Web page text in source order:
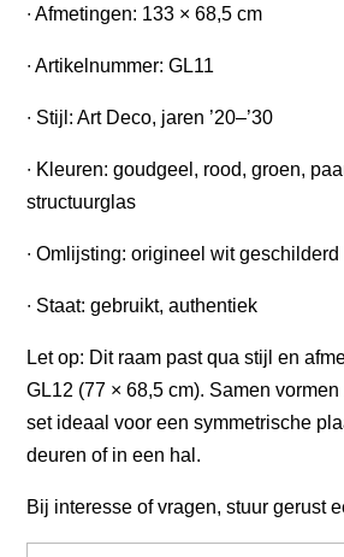
∙ Afmetingen: 133 × 68,5 cm
∙ Artikelnummer: GL11
∙ Stijl: Art Deco, jaren ’20–’30
∙ Kleuren: goudgeel, rood, groen,
structuurglas
∙ Omlijsting: origineel wit geschilderd
∙ Staat: gebruikt, authentiek
Let op: Dit raam past qua stijl en
GL12 (77 × 68,5 cm). Samen
set ideaal voor een symmetrische
deuren of in een hal.
Bij interesse of vragen, stuur gerust